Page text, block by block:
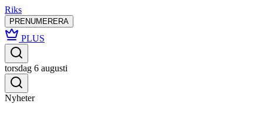
Riks
PRENUMERERA
PLUS
torsdag 6 augusti
Nyheter